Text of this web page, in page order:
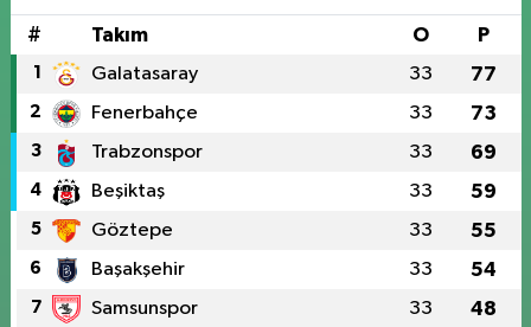
# Takım O P
1 Galatasaray 33 77
2 Fenerbahçe 33 73
3 Trabzonspor 33 69
4 Beşiktaş 33 59
5 Göztepe 33 55
6 Başakşehir 33 54
7 Samsunspor 33 48